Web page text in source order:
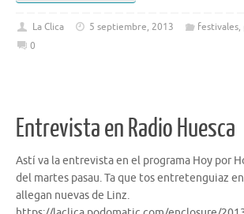
La Clica 5 septiembre, 2013 festivales,
0
Entrevista en Radio Huesca
Astí va la entrevista en el programa Hoy por
del martes pasau. Ta que tos entretenguiaz
allegan nuevas de Linz.